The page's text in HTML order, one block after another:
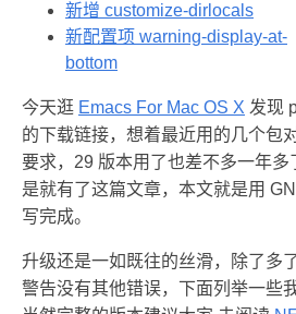
新增 customize-dirlocals
新配置项 warning-display-at-
bottom
今天逛 Emacs For Mac OS X 发现
的下载链接，想着最近用的几个包
要求，29 版本用了也差不多一年
是就有了这篇文章，本文就是用
写完成。
升级还是一如既往的丝滑，除了多
警告没有其他错误，下面列举一些